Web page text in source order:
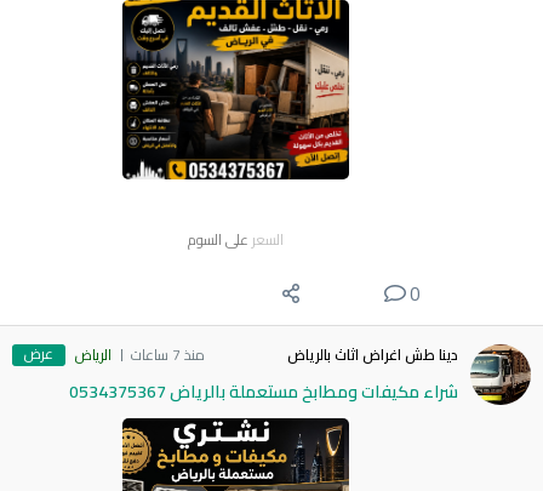
السعر على السوم
0
دينا طش اغراض اثاث بالرياض منذ 7 ساعات الرياض عرض
شراء مكيفات ومطابخ مستعملة بالرياض 0534375367